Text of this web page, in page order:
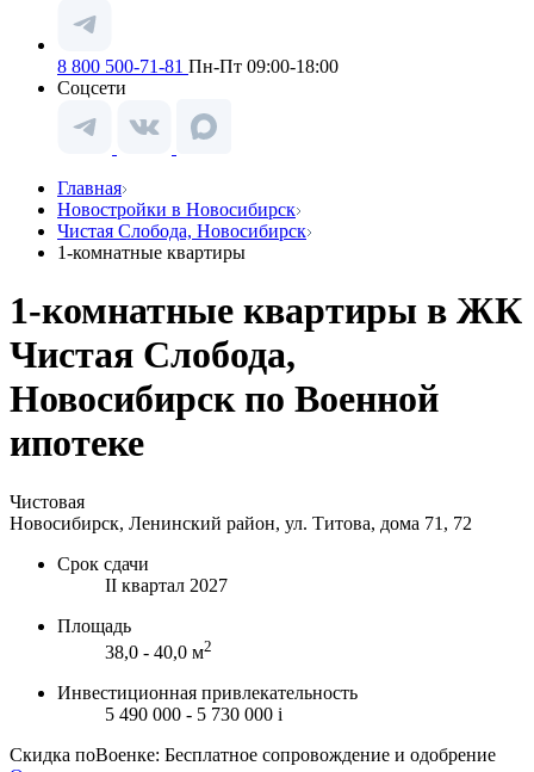
8 800 500-71-81 Пн-Пт 09:00-18:00
Соцсети
Главная
Новостройки в Новосибирск
Чистая Слобода, Новосибирск
1-комнатные квартиры
1-комнатные квартиры в ЖК
Чистая Слобода,
Новосибирск по Военной
ипотеке
Чистовая
Новосибирск, Ленинский район, ул. Титова, дома 71, 72
Срок сдачи
II квартал 2027
Площадь
38,0 - 40,0 м2
Инвестиционная привлекательность
5 490 000 - 5 730 000 i
Скидка поВоенке: Бесплатное сопровождение и одобрение